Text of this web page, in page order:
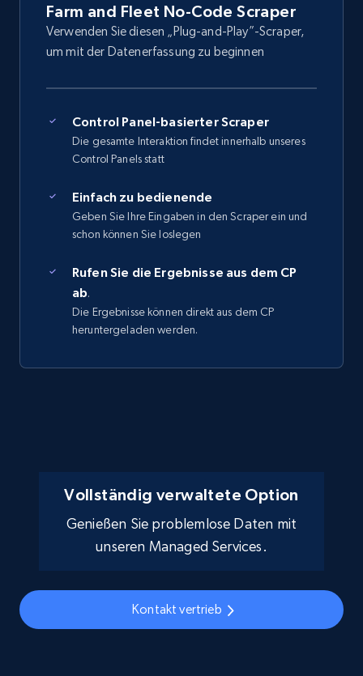
Farm and Fleet No-Code Scraper
Verwenden Sie diesen „Plug-and-Play”-Scraper,
um mit der Datenerfassung zu beginnen
Control Panel-basierter Scraper
Die gesamte Interaktion findet innerhalb unseres
Control Panels statt
Einfach zu bedienende
Geben Sie Ihre Eingaben in den Scraper ein und
schon können Sie loslegen
Rufen Sie die Ergebnisse aus dem CP
ab.
Die Ergebnisse können direkt aus dem CP
heruntergeladen werden.
Vollständig verwaltete Option
Genießen Sie problemlose Daten mit
unseren Managed Services.
Kontakt vertrieb